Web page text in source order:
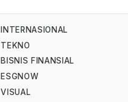
INTERNASIONAL
TEKNO
BISNIS FINANSIAL
ESGNOW
VISUAL